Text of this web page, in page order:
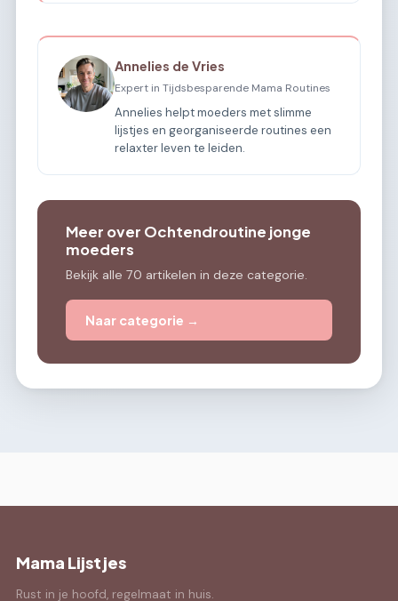
Annelies de Vries
Expert in Tijdsbesparende Mama Routines
Annelies helpt moeders met slimme
lijstjes en georganiseerde routines een
relaxter leven te leiden.
Meer over Ochtendroutine jonge
moeders
Bekijk alle 70 artikelen in deze categorie.
Naar categorie →
Mama Lijstjes
Rust in je hoofd, regelmaat in huis.